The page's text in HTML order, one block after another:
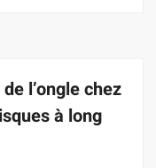
l’ongle chez
à long